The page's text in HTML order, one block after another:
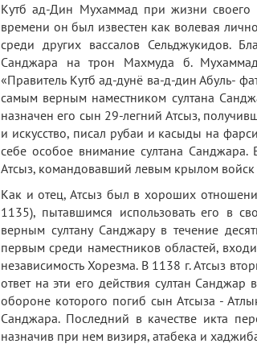
Кутб ад-Дин Мухаммад при жизни своего
времени он был известен как волевая
среди других вассалов Сельджукидов.
Санджара на трон Махмуда б.
«Правитель Кутб ад-дунё ва-д-дин Абуль-
самым верным наместником султана
назначен его сын 29-легний Атсыз,
и искусство, писал рубаи и касыды на
себе особое внимание султана
Атсыз, командовавший левым крылом войск
Как и отец, Атсыз был в хороших
1135), пытавшимся использовать его в
верным султану Санджару в течение
первым среди наместников областей,
независимость Хорезма. В 1138 г. Атсыз
ответ на эти его действия султан
обороне которого погиб сын Атсыза -
Санджара. Последний в качестве икта
назначив при нем визиря, атабека и